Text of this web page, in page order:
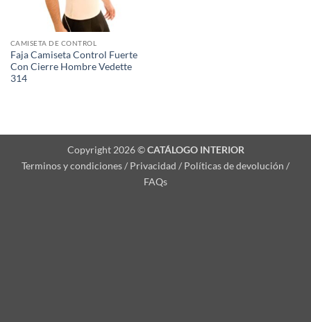
CAMISETA DE CONTROL
Faja Camiseta Control Fuerte
Con Cierre Hombre Vedette
314
Copyright 2026 ©CATÁLOGO INTERIOR
Terminos y condiciones / Privacidad / Políticas de devolución /
FAQs